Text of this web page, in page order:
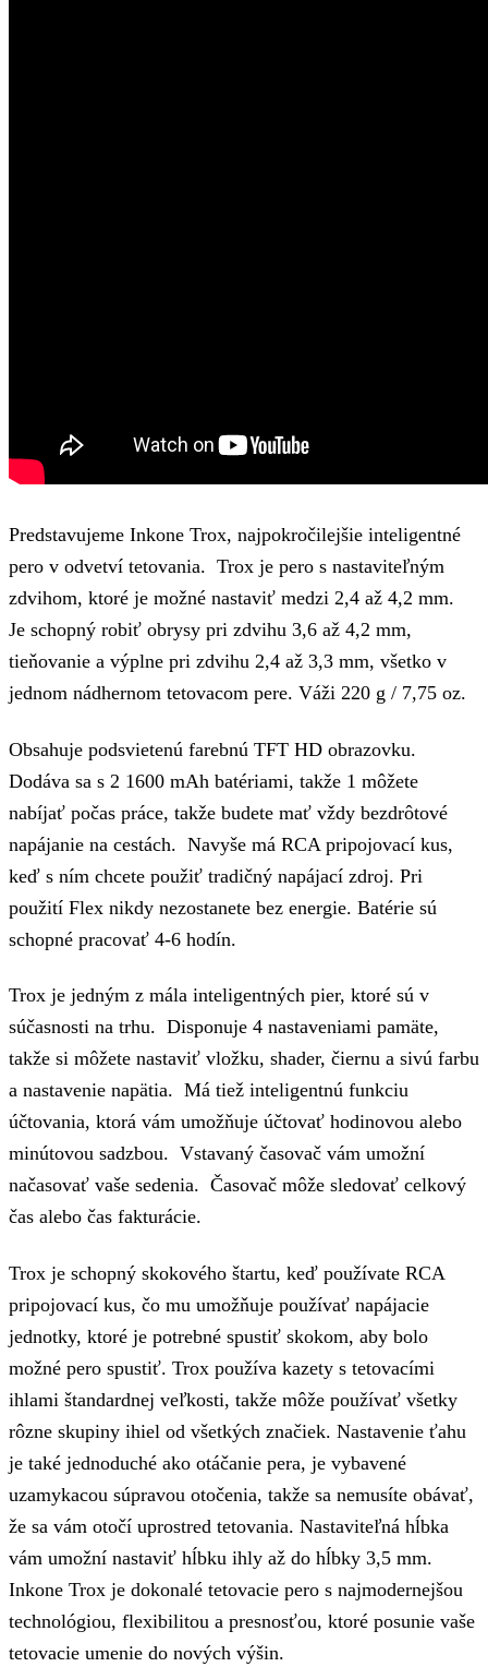
Predstavujeme Inkone Trox, najpokročilejšie inteligentné
pero v odvetví tetovania. Trox je pero s nastaviteľným
zdvihom, ktoré je možné nastaviť medzi 2,4 až 4,2 mm.
Je schopný robiť obrysy pri zdvihu 3,6 až 4,2 mm,
tieňovanie a výplne pri zdvihu 2,4 až 3,3 mm, všetko v
jednom nádhernom tetovacom pere. Váži 220 g / 7,75 oz.
Obsahuje podsvietenú farebnú TFT HD obrazovku.
Dodáva sa s 2 1600 mAh batériami, takže 1 môžete
nabíjať počas práce, takže budete mať vždy bezdrôtové
napájanie na cestách. Navyše má RCA pripojovací kus,
keď s ním chcete použiť tradičný napájací zdroj. Pri
použití Flex nikdy nezostanete bez energie. Batérie sú
schopné pracovať 4-6 hodín.
Trox je jedným z mála inteligentných pier, ktoré sú v
súčasnosti na trhu. Disponuje 4 nastaveniami pamäte,
takže si môžete nastaviť vložku, shader, čiernu a sivú farbu
a nastavenie napätia. Má tiež inteligentnú funkciu
účtovania, ktorá vám umožňuje účtovať hodinovou alebo
minútovou sadzbou. Vstavaný časovač vám umožní
načasovať vaše sedenia. Časovač môže sledovať celkový
čas alebo čas fakturácie.
Trox je schopný skokového štartu, keď používate RCA
pripojovací kus, čo mu umožňuje používať napájacie
jednotky, ktoré je potrebné spustiť skokom, aby bolo
možné pero spustiť. Trox používa kazety s tetovacími
ihlami štandardnej veľkosti, takže môže používať všetky
rôzne skupiny ihiel od všetkých značiek. Nastavenie ťahu
je také jednoduché ako otáčanie pera, je vybavené
uzamykacou súpravou otočenia, takže sa nemusíte obávať,
že sa vám otočí uprostred tetovania. Nastaviteľná hĺbka
vám umožní nastaviť hĺbku ihly až do hĺbky 3,5 mm.
Inkone Trox je dokonalé tetovacie pero s najmodernejšou
technológiou, flexibilitou a presnosťou, ktoré posunie vaše
tetovacie umenie do nových výšin.